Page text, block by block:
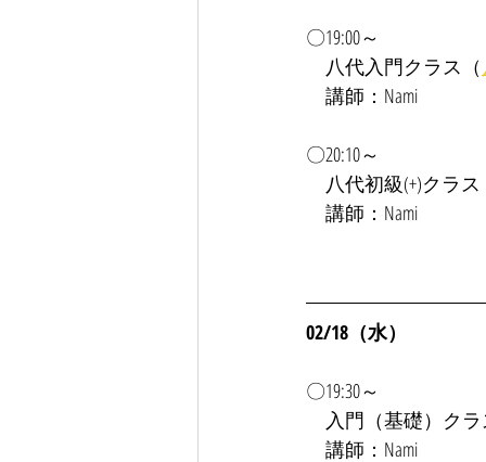
〇19:00～
八代入門クラス（
講師：Nami
〇20:10～
八代初級(+)クラス
講師：Nami
02/18（水）
〇19:30～
入門（基礎）クラ
講師：Nami